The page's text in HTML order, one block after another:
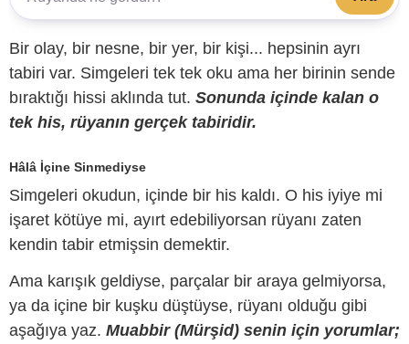
Bir olay, bir nesne, bir yer, bir kişi... hepsinin ayrı
tabiri var. Simgeleri tek tek oku ama her birinin sende
bıraktığı hissi aklında tut. Sonunda içinde kalan o
tek his, rüyanın gerçek tabiridir.
Hâlâ İçine Sinmediyse
Simgeleri okudun, içinde bir his kaldı. O his iyiye mi
işaret kötüye mi, ayırt edebiliyorsan rüyanı zaten
kendin tabir etmişsin demektir.
Ama karışık geldiyse, parçalar bir araya gelmiyorsa,
ya da içine bir kuşku düştüyse, rüyanı olduğu gibi
aşağıya yaz. Muabbir (Mürşid) senin için yorumlar;